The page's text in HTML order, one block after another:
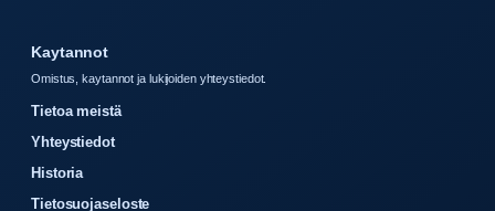
Kaytannot
Omistus, kaytannot ja lukijoiden yhteystiedot.
Tietoa meistä
Yhteystiedot
Historia
Tietosuojaseloste